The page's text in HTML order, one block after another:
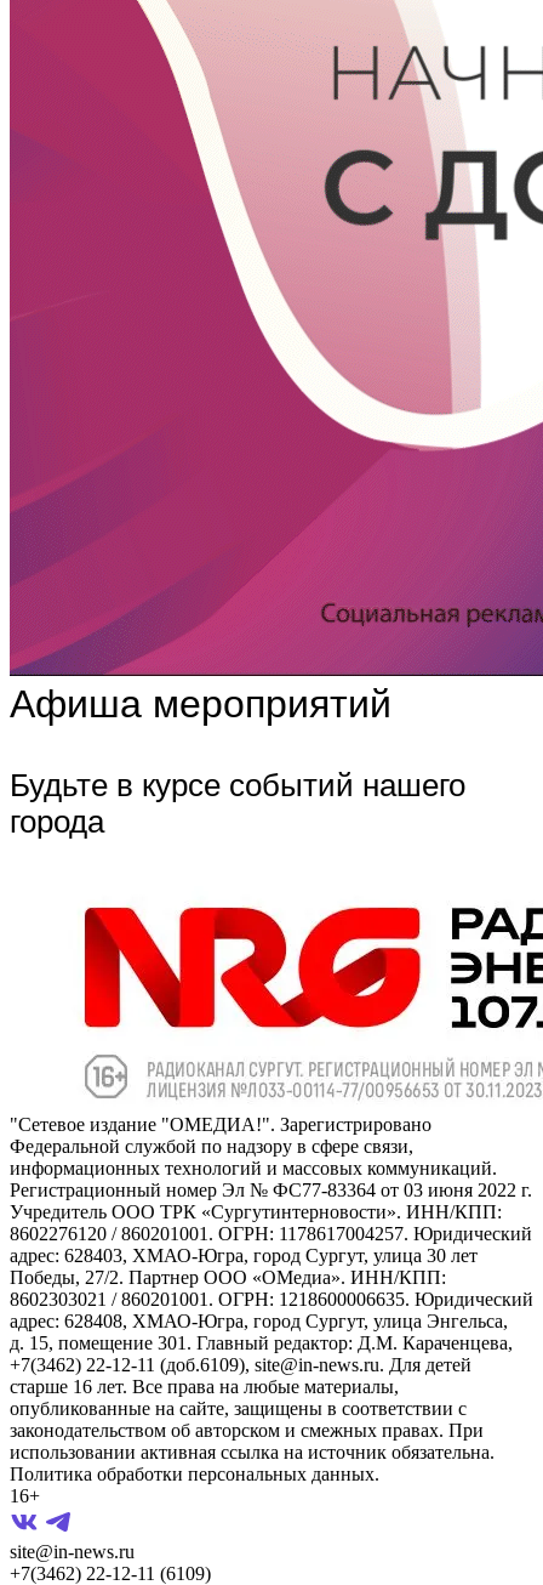
Афиша мероприятий
Будьте в курсе событий нашего
города
"Сетевое издание "ОМЕДИА!". Зарегистрировано
Федеральной службой по надзору в сфере связи,
информационных технологий и массовых коммуникаций.
Регистрационный номер Эл № ФС77-83364 от 03 июня 2022 г.
Учредитель ООО ТРК «Сургутинтерновости». ИНН/КПП:
8602276120 / 860201001. ОГРН: 1178617004257. Юридический
адрес: 628403, ХМАО-Югра, город Сургут, улица 30 лет
Победы, 27/2. Партнер ООО «ОМедиа». ИНН/КПП:
8602303021 / 860201001. ОГРН: 1218600006635. Юридический
адрес: 628408, ХМАО-Югра, город Сургут, улица Энгельса,
д. 15, помещение 301. Главный редактор: Д.М. Караченцева,
+7(3462) 22-12-11 (доб.6109), site@in-news.ru. Для детей
старше 16 лет. Все права на любые материалы,
опубликованные на сайте, защищены в соответствии с
законодательством об авторском и смежных правах. При
использовании активная ссылка на источник обязательна.
Политика обработки персональных данных.
16+
site@in-news.ru
+7(3462) 22-12-11 (6109)